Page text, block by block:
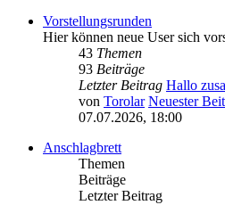
Vorstellungsrunden
Hier können neue User sich
43 Themen
93 Beiträge
Letzter Beitrag Hallo
von Torolar Neuester
07.07.2026, 18:00
Anschlagbrett
Themen
Beiträge
Letzter Beitrag